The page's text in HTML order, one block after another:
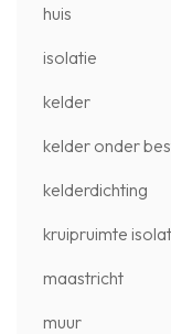
huis
isolatie
kelder
kelder onder
kelderdichting
kruipruimte
maastricht
muur